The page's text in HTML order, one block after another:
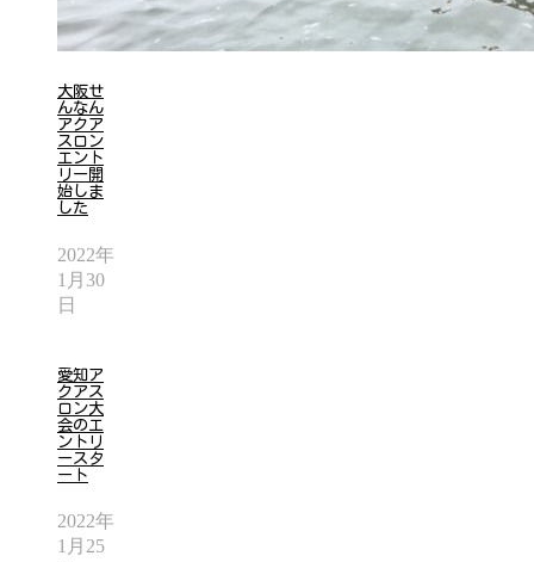
大阪せ
んなん
アクア
スロン
エント
リー開
始しま
した
2022年
1月30
日
愛知ア
クアス
ロン大
会のエ
ントリ
ースタ
ート
2022年
1月25